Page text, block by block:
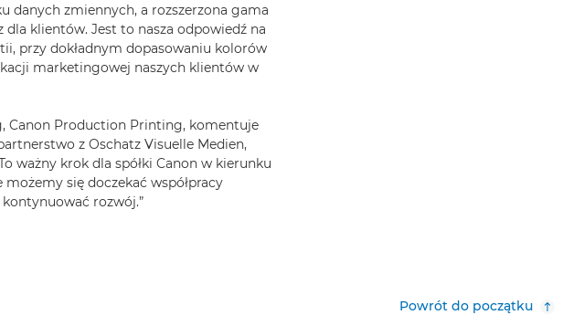
zmiennych, a rozszerzona gama
klientów. Jest to nasza odpowiedź na
przy dokładnym dopasowaniu kolorów
marketingowej naszych klientów w
Canon Production Printing, komentuje
z Oschatz Visuelle Medien,
ważny krok dla spółki Canon w kierunku
się doczekać współpracy
rozwój.”
Powrót do początku